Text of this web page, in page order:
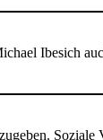
Ibesich
Soziale